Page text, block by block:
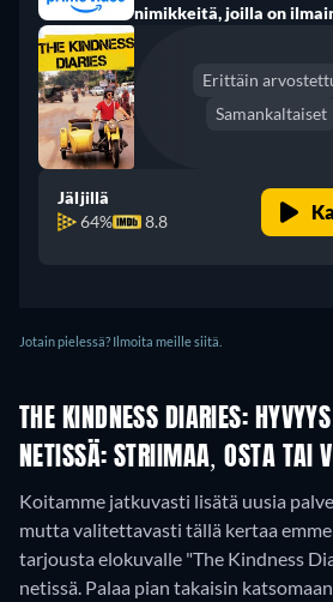
nimikkeitä, joilla on
Erittäin
Samankaltaiset
Jäljillä
64%
8.8
Jotain pielessä? Ilmoita meille siitä.
THE KINDNESS DIARIES:
NETISSÄ: STRIIMAA, OSTA TAI
Koitamme jatkuvasti lisätä uusia
mutta valitettavasti tällä kertaa
tarjousta elokuvalle "The Kindness
netissä. Palaa pian takaisin